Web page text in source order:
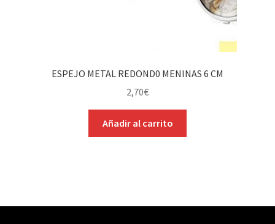
ESPEJO METAL REDOND0 MENINAS 6 CM
2,70€
Añadir al carrito